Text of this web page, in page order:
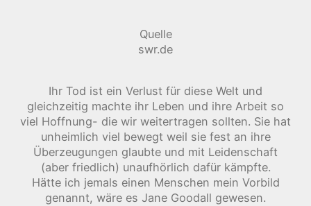
Quelle
swr.de
Ihr Tod ist ein Verlust für diese Welt und
gleichzeitig machte ihr Leben und ihre Arbeit so
viel Hoffnung- die wir weitertragen sollten. Sie hat
unheimlich viel bewegt weil sie fest an ihre
Überzeugungen glaubte und mit Leidenschaft
(aber friedlich) unaufhörlich dafür kämpfte.
Hätte ich jemals einen Menschen mein Vorbild
genannt, wäre es Jane Goodall gewesen.